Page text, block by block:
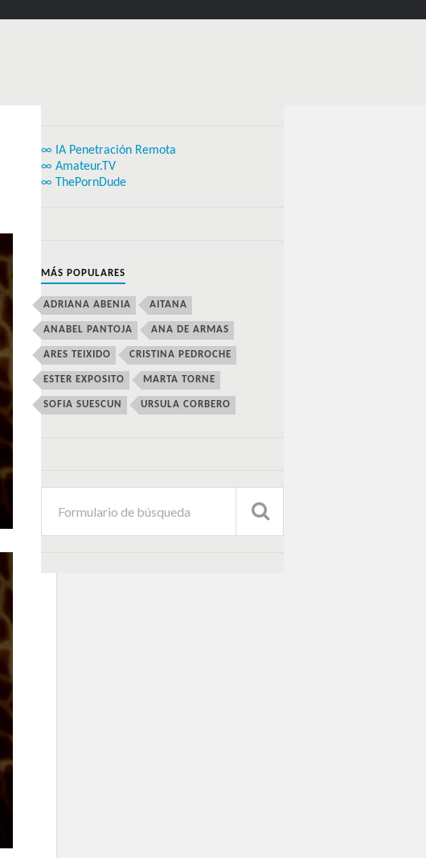
∞ IA Penetración Remota
∞ Amateur.TV
∞ ThePornDude
MÁS POPULARES
ADRIANA ABENIA AITANA
ANABEL PANTOJA ANA DE ARMAS
ARES TEIXIDO CRISTINA PEDROCHE
ESTER EXPOSITO MARTA TORNE
SOFIA SUESCUN URSULA CORBERO